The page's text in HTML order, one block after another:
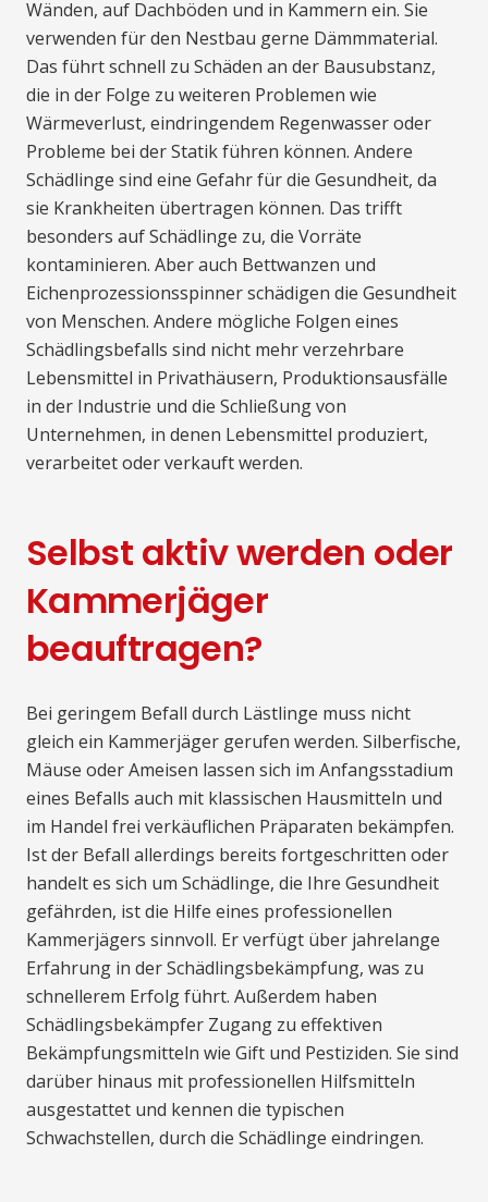
Wänden, auf Dachböden und in Kammern ein. Sie
verwenden für den Nestbau gerne Dämmmaterial.
Das führt schnell zu Schäden an der Bausubstanz,
die in der Folge zu weiteren Problemen wie
Wärmeverlust, eindringendem Regenwasser oder
Probleme bei der Statik führen können. Andere
Schädlinge sind eine Gefahr für die Gesundheit, da
sie Krankheiten übertragen können. Das trifft
besonders auf Schädlinge zu, die Vorräte
kontaminieren. Aber auch Bettwanzen und
Eichenprozessionsspinner schädigen die Gesundheit
von Menschen. Andere mögliche Folgen eines
Schädlingsbefalls sind nicht mehr verzehrbare
Lebensmittel in Privathäusern, Produktionsausfälle
in der Industrie und die Schließung von
Unternehmen, in denen Lebensmittel produziert,
verarbeitet oder verkauft werden.
Selbst aktiv werden oder
Kammerjäger
beauftragen?
Bei geringem Befall durch Lästlinge muss nicht
gleich ein Kammerjäger gerufen werden. Silberfische,
Mäuse oder Ameisen lassen sich im Anfangsstadium
eines Befalls auch mit klassischen Hausmitteln und
im Handel frei verkäuflichen Präparaten bekämpfen.
Ist der Befall allerdings bereits fortgeschritten oder
handelt es sich um Schädlinge, die Ihre Gesundheit
gefährden, ist die Hilfe eines professionellen
Kammerjägers sinnvoll. Er verfügt über jahrelange
Erfahrung in der Schädlingsbekämpfung, was zu
schnellerem Erfolg führt. Außerdem haben
Schädlingsbekämpfer Zugang zu effektiven
Bekämpfungsmitteln wie Gift und Pestiziden. Sie sind
darüber hinaus mit professionellen Hilfsmitteln
ausgestattet und kennen die typischen
Schwachstellen, durch die Schädlinge eindringen.